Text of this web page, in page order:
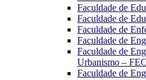
Faculdade de
Faculdade de
Faculdade de
Faculdade de
Faculdade de
Urbanismo –
Faculdade de